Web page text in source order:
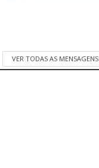
VER TODAS AS MENSAGENS